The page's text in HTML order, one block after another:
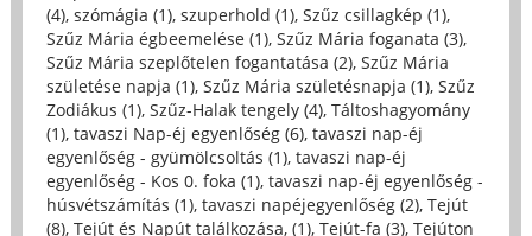
(4), szómágia (1), szuperhold (1), Szűz csillagkép (1),
Szűz Mária égbeemelése (1), Szűz Mária foganata (3),
Szűz Mária szeplőtelen fogantatása (2), Szűz Mária
születése napja (1), Szűz Mária születésnapja (1), Szűz
Zodiákus (1), Szűz-Halak tengely (4), Táltoshagyomány
(1), tavaszi Nap-éj egyenlőség (6), tavaszi nap-éj
egyenlőség - gyümölcsoltás (1), tavaszi nap-éj
egyenlőség - Kos 0. foka (1), tavaszi nap-éj egyenlőség -
húsvétszámítás (1), tavaszi napéjegyenlőség (2), Tejút
(8), Tejút és Napút találkozása, (1), Tejút-fa (3), Tejúton